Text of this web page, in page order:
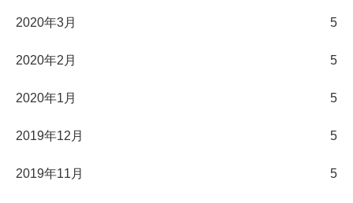
2020年3月 5
2020年2月 5
2020年1月 5
2019年12月 5
2019年11月 5